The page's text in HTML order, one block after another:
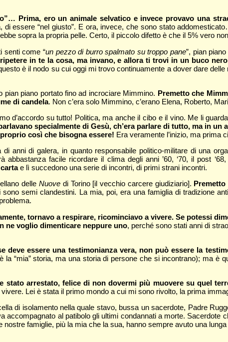
Prima, ero un animale selvatico e invece provavo una
di essere “nel giusto”. E ora, invece, che sono stato
sopra la propria pelle. Certo, il piccolo difetto è che il 5% vero
senti come “un pezzo di burro spalmato su troppo pane”, pian
in te la cosa, ma invano, e allora ti trovi in un buco
è il nodo su cui oggi mi trovo continuamente a dover dare
piano portato fino ad incrociare Mimmino. Premetto che
di candela. Non c’era solo Mimmino, c’erano Elena, Roberto,
d’accordo su tutto! Politica, ma anche il cibo e il vino. Me li
specialmente di Gesù, ch’era parlare di tutto, ma in un
così che bisogna essere! Era veramente l’inizio, ma prima
anni di galera, in quanto responsabile politico-militare di una
facile ricordare il clima degli anni ’60, ‘70, il post ‘68,
e lì succedono una serie di incontri, di primi strani incontri.
delle Nuovedi Torino [il vecchio carcere giudiziario].
semi clandestini. La mia, poi, era una famiglia di tradizione
tornavo a respirare, ricominciavo a vivere. Se potessi
ne voglio dimenticare neppure uno, perché sono stati anni di
deve essere una testimonianza vera, non può essere la
“mia” storia, ma una storia di persone che si incontrano); ma è
arrestato, felice di non dovermi più muovere su quel
Lei è stata il primo mondo a cui mi sono rivolto, la prima
di isolamento nella quale stavo, bussa un sacerdote, Padre
accompagnato al patibolo gli ultimi condannati a morte. Sacerdote
famiglie, più la mia che la sua, hanno sempre avuto una